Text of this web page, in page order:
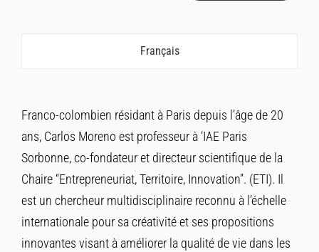
Français
Franco-colombien résidant à Paris depuis l’âge de 20
ans, Carlos Moreno est professeur à ‘IAE Paris
Sorbonne, co-fondateur et directeur scientifique de la
Chaire “Entrepreneuriat, Territoire, Innovation”. (ETI). Il
est un chercheur multidisciplinaire reconnu à l’échelle
internationale pour sa créativité et ses propositions
innovantes visant à améliorer la qualité de vie dans les